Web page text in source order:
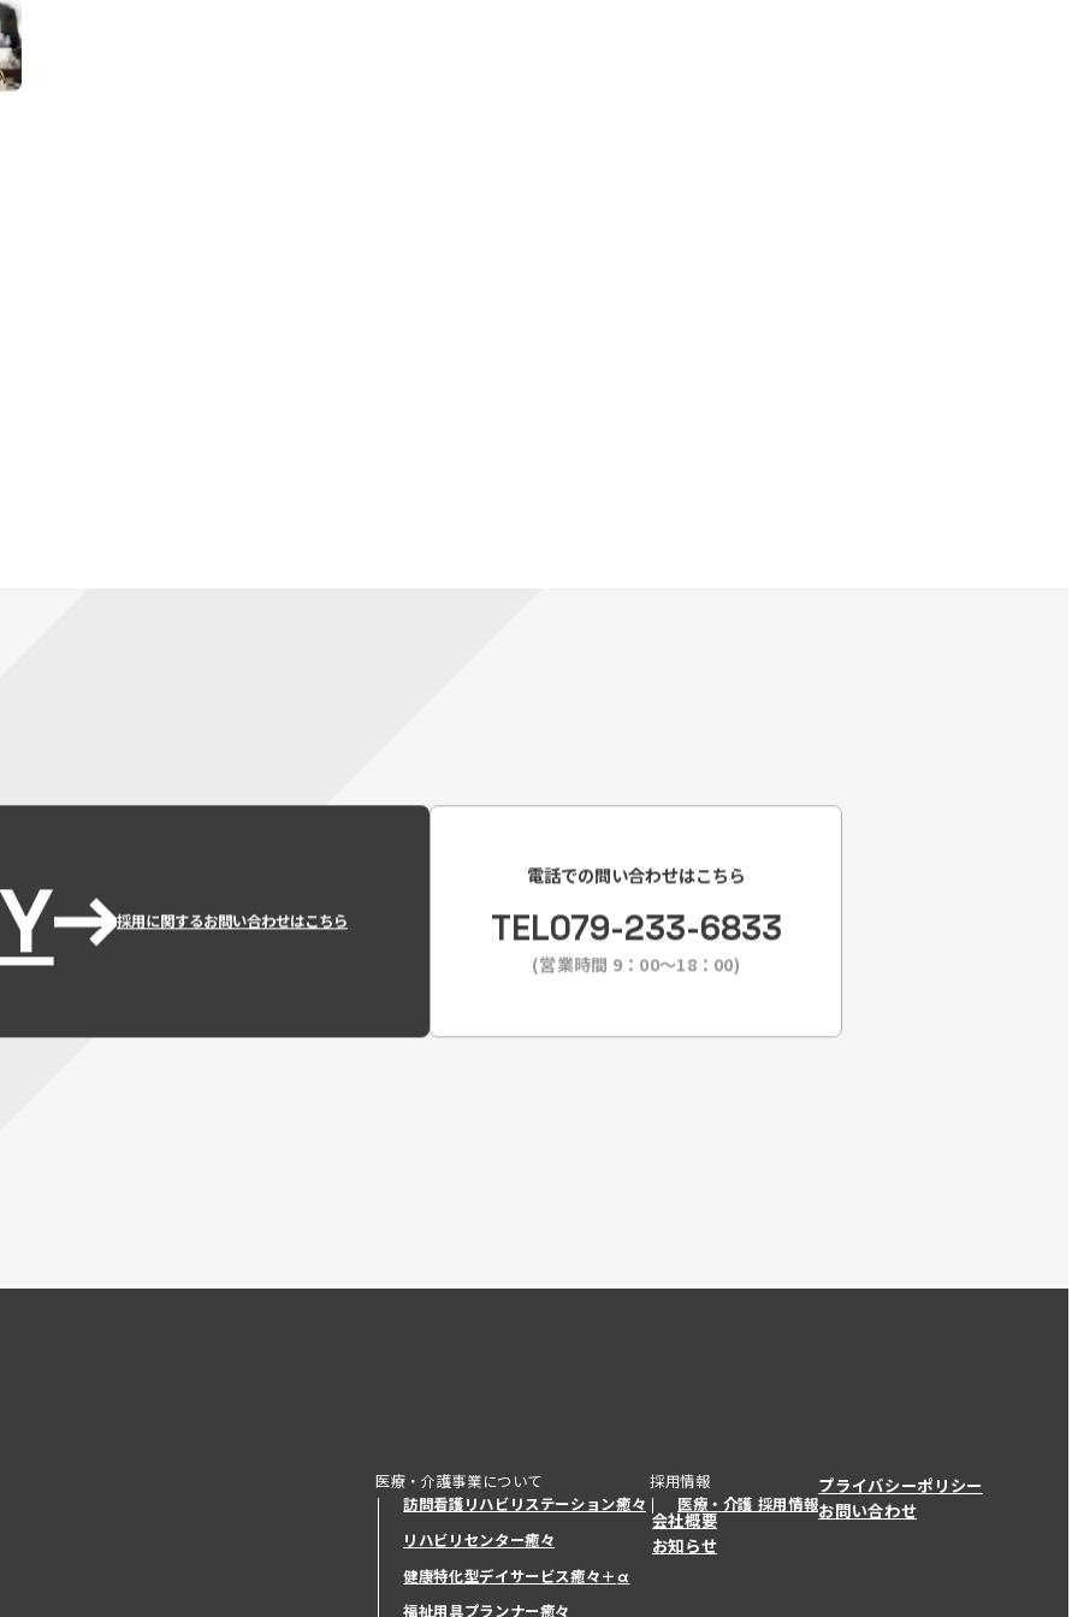
採用に関するお問い合わせはこちら
電話での問い合わせはこちら
TEL079-233-6833
(営業時間 9：00〜18：00)
医療・介護事業について
訪問看護リハビリステーション癒々
リハビリセンター癒々
健康特化型デイサービス癒々＋α
健康特化型デイサービス癒々＋
福祉用具プランナー癒々
採用情報
医療・介護 採用情報
会社概要
お知らせ
プライバシーポリシー
お問い合わせ